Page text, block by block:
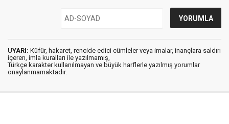
UYARI: Küfür, hakaret, rencide edici cümleler veya imalar, inançlara saldırı
içeren, imla kuralları ile yazılmamış,
Türkçe karakter kullanılmayan ve büyük harflerle yazılmış yorumlar
onaylanmamaktadır.